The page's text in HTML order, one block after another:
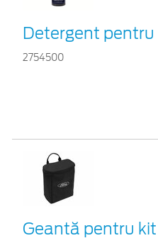
Detergent
2754500
Geantă pentru kit